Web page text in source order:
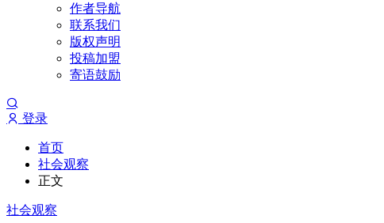
作者导航
联系我们
版权声明
投稿加盟
寄语鼓励
登录
首页
社会观察
正文
社会观察